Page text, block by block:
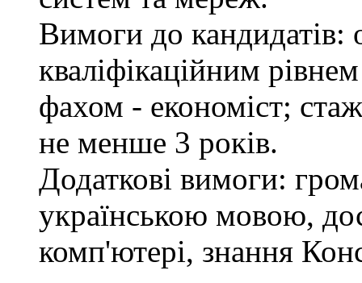
Вимоги до кандидатів:
кваліфікаційним
фахом - економіст;
не менше 3 років.
Додаткові вимоги:
українською мовою,
комп'ютері, знання